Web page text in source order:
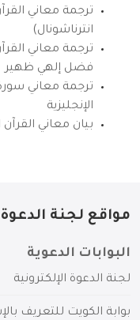
ترجمة معاني
انترناشونال)
ترجمة معاني
فضل إلهي ظهير
ترجمة معاني سورة
الإنجليزية
بيان معاني القرآن
مواقع لجنة الدعوة
البوابات الدعوية
لجنة الدعوة الإلكترونية
بوابة الكويت للتعريف